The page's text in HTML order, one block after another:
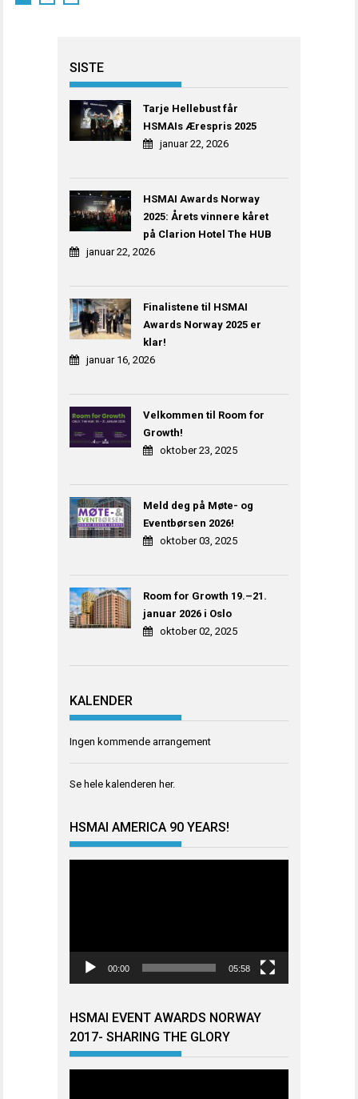
SISTE
Tarje Hellebust får
HSMAIs Ærespris 2025
januar 22, 2026
HSMAI Awards Norway
2025: Årets vinnere kåret
på Clarion Hotel The HUB
januar 22, 2026
Finalistene til HSMAI
Awards Norway 2025 er
klar!
januar 16, 2026
Velkommen til Room for
Growth!
oktober 23, 2025
Meld deg på Møte- og
Eventbørsen 2026!
oktober 03, 2025
Room for Growth 19.–21.
januar 2026 i Oslo
oktober 02, 2025
KALENDER
Ingen kommende arrangement
Se hele kalenderen her.
HSMAI AMERICA 90 YEARS!
00:00 05:58
HSMAI EVENT AWARDS NORWAY
2017- SHARING THE GLORY